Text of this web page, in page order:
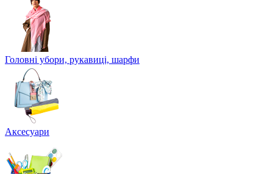
Головні убори, рукавиці, шарфи
Аксесуари